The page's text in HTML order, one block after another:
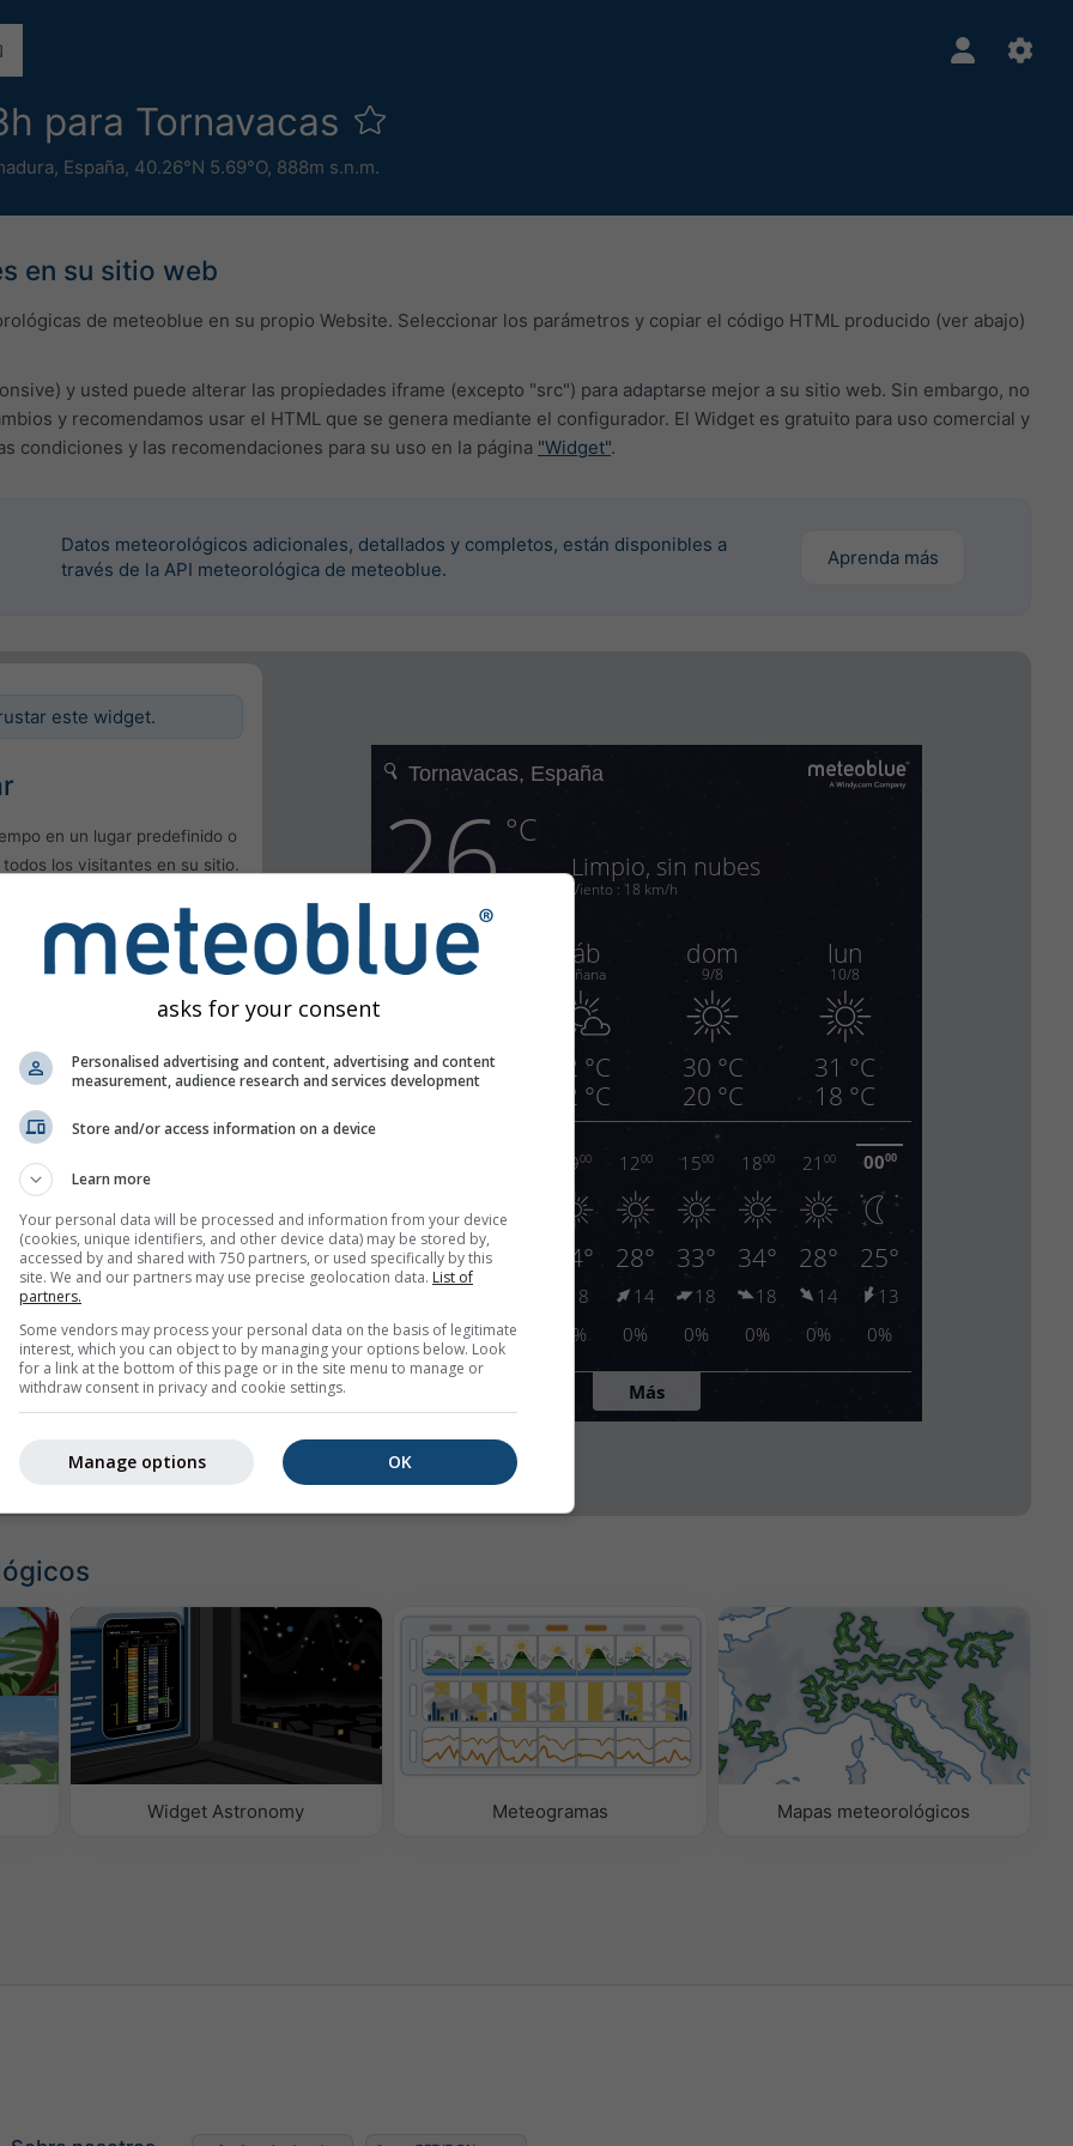
para Tornavacas
, España, 40.26°N 5.69°O, 888m s.n.m.
en su sitio web
de meteoblue en su propio Website. Seleccionar los parámetros y copiar el código HTML producido (ver abajo)
y usted puede alterar las propiedades iframe (excepto "src") para adaptarse mejor a su sitio web. Sin embargo, no
y recomendamos usar el HTML que se genera mediante el configurador. El Widget es gratuito para uso comercial y
condiciones y las recomendaciones para su uso en la página "Widget".
Datos meteorológicos adicionales, detallados y completos, están disponibles a
través de la API meteorológica de meteoblue.
Aprenda más
este widget.
en un lugar predefinido o
los visitantes en su sitio.
mph
Widget Astronomy Meteogramas Mapas meteorológicos
asks for your consent
Personalised advertising and content, advertising and content
measurement, audience research and services development
Store and/or access information on a device
Learn more
Your personal data will be processed and information from your device
(cookies, unique identifiers, and other device data) may be stored by,
accessed by and shared with 750 partners, or used specifically by this
site. We and our partners may use precise geolocation data. List of
partners.
Some vendors may process your personal data on the basis of legitimate
interest, which you can object to by managing your options below. Look
for a link at the bottom of this page or in the site menu to manage or
withdraw consent in privacy and cookie settings.
OK
Manage options